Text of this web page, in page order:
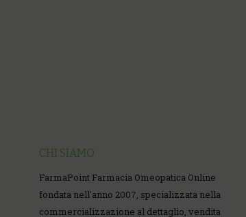
CHI SIAMO
FarmaPoint Farmacia Omeopatica Online
fondata nell'anno 2007, specializzata nella
commercializzazione al dettaglio, vendita